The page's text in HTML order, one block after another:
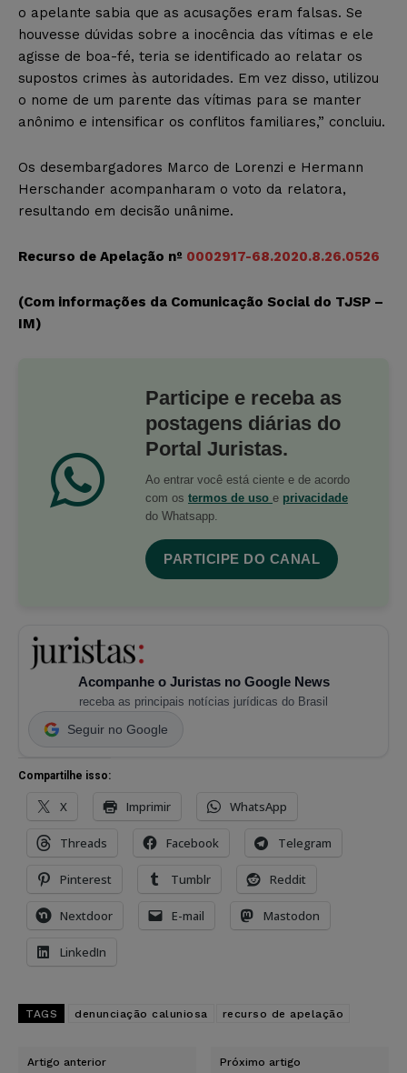
o apelante sabia que as acusações eram falsas. Se
houvesse dúvidas sobre a inocência das vítimas e ele
agisse de boa-fé, teria se identificado ao relatar os
supostos crimes às autoridades. Em vez disso, utilizou
o nome de um parente das vítimas para se manter
anônimo e intensificar os conflitos familiares,” concluiu.
Os desembargadores Marco de Lorenzi e Hermann
Herschander acompanharam o voto da relatora,
resultando em decisão unânime.
Recurso de Apelação nº 0002917-68.2020.8.26.0526
(Com informações da Comunicação Social do TJSP –
IM)
Participe e receba as
postagens diárias do
Portal Juristas.
Ao entrar você está ciente e de acordo
com os termos de uso e privacidade
do Whatsapp.
PARTICIPE DO CANAL
Acompanhe o Juristas no Google News
receba as principais notícias jurídicas do Brasil
Seguir no Google
Compartilhe isso:
X Imprimir WhatsApp
Threads Facebook Telegram
Pinterest Tumblr Reddit
Nextdoor E-mail Mastodon
LinkedIn
TAGS denunciação caluniosa recurso de apelação
Artigo anterior Próximo artigo